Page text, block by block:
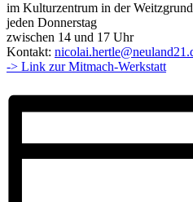
im Kulturzentrum in der
jeden Donnerstag
zwischen 14 und 17 Uhr
Kontakt:
-> Link zur Mitmach-Werkstatt